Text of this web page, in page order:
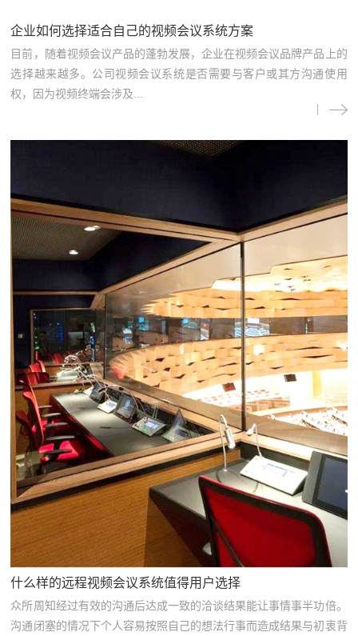
企业如何选择适合自己的视频会议系统方案
目前，随着视频会议产品的蓬勃发展，企业在视频会议品牌产品上的
选择越来越多。公司视频会议系统是否需要与客户或其方沟通使用
权，因为视频终端会涉及...
什么样的远程视频会议系统值得用户选择
众所周知经过有效的沟通后达成一致的洽谈结果能让事情事半功倍。
沟通闭塞的情况下个人容易按照自己的想法行事而造成结果与初衷背